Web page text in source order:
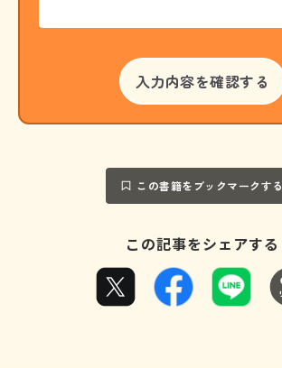
この書籍をブックマークする
この記事をシェアする